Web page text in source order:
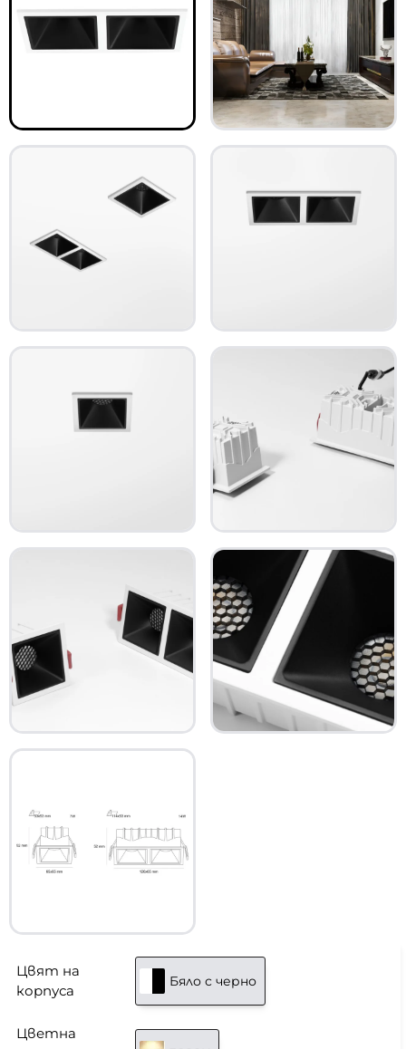
Цвят на
корпуса
Бяло с черно
Цветна